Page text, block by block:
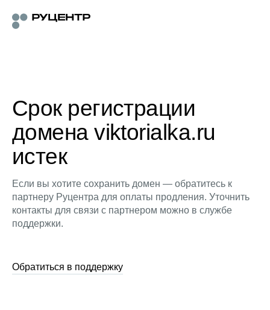
Срок регистрации
домена viktorialka.ru
истек
Если вы хотите сохранить домен — обратитесь к
партнеру Руцентра для оплаты продления. Уточнить
контакты для связи с партнером можно в службе
поддержки.
Обратиться в поддержку